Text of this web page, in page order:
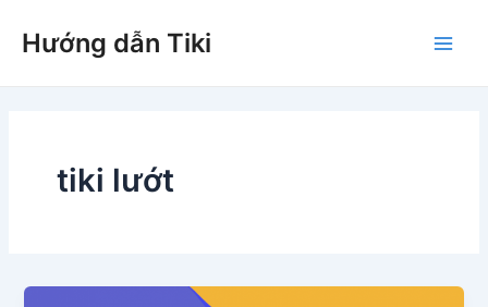
Hướng dẫn Tiki
tiki lướt